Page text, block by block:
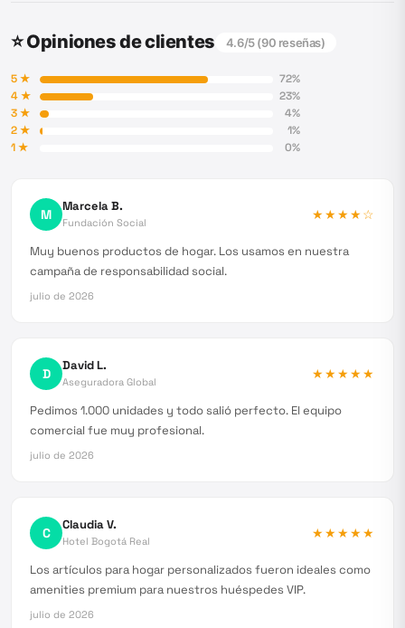
⭐ Opiniones de clientes 4.6/5 (90 reseñas)
5★ 72%
4★ 23%
3★ 4%
2★ 1%
1★ 0%
M Marcela B.
Fundación Social
★★★★☆
Muy buenos productos de hogar. Los usamos en nuestra
campaña de responsabilidad social.
julio de 2026
D David L.
Aseguradora Global
★★★★★
Pedimos 1.000 unidades y todo salió perfecto. El equipo
comercial fue muy profesional.
julio de 2026
C Claudia V.
Hotel Bogotá Real
★★★★★
Los artículos para hogar personalizados fueron ideales como
amenities premium para nuestros huéspedes VIP.
julio de 2026